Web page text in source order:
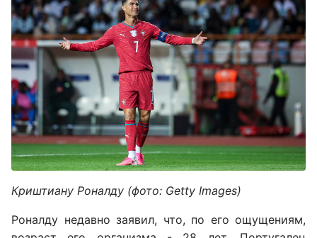
Криштиану Роналду (фото: Getty Images)
Роналду недавно заявил, что, по его ощущениям,